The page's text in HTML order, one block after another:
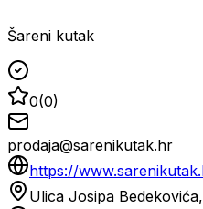
Šareni kutak
0(0)
prodaja@sarenikutak.hr
https://
Ulica Josipa